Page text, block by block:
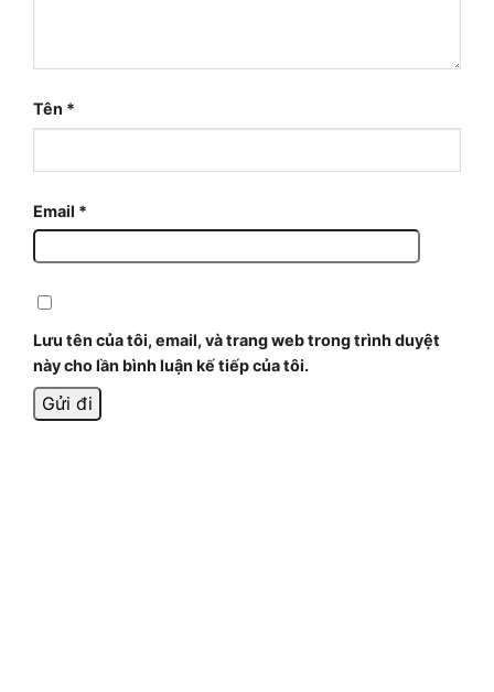
Tên *
Email *
Lưu tên của tôi, email, và trang web trong trình duyệt
này cho lần bình luận kế tiếp của tôi.